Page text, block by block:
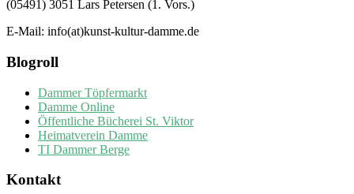
(05491) 3051 Lars Petersen (1. Vors.)
E-Mail: info(at)kunst-kultur-damme.de
Blogroll
Dammer Töpfermarkt
Damme Online
Öffentliche Bücherei St. Viktor
Heimatverein Damme
TI Dammer Berge
Kontakt